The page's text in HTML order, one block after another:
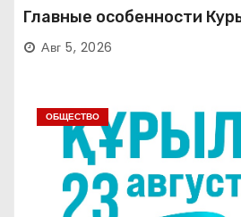
Главные особенности
Авг 5, 2026
ОБЩЕСТВО